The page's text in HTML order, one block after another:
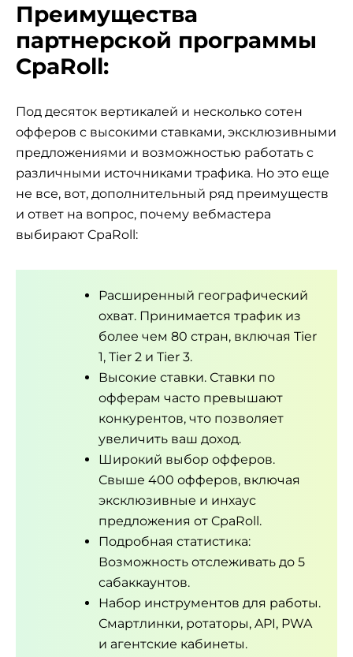
Преимущества
партнерской программы
СpaRoll:
Под десяток вертикалей и несколько сотен
офферов с высокими ставками, эксклюзивными
предложениями и возможностью работать с
различными источниками трафика. Но это еще
не все, вот, дополнительный ряд преимуществ
и ответ на вопрос, почему вебмастера
выбирают CpaRoll:
Расширенный географический
охват. Принимается трафик из
более чем 80 стран, включая Tier
1, Tier 2 и Tier 3.
Высокие ставки. Ставки по
офферам часто превышают
конкурентов, что позволяет
увеличить ваш доход.
Широкий выбор офферов.
Свыше 400 офферов, включая
эксклюзивные и инхаус
предложения от CpaRoll.
Подробная статистика:
Возможность отслеживать до 5
сабаккаунтов.
Набор инструментов для работы.
Смартлинки, ротаторы, API, PWA
и агентские кабинеты.